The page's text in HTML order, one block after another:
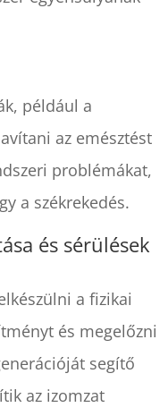
például a
az emésztést
problémákat,
a székrekedés.
és sérülések
a fizikai
és megelőzni
segítő
az izomzat